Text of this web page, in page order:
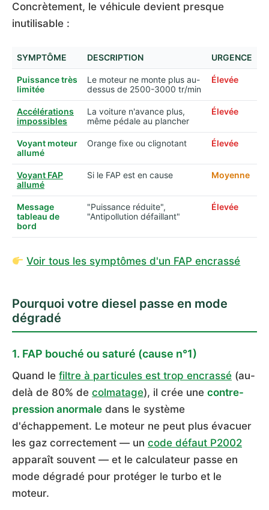
Concrètement, le véhicule devient presque
inutilisable :
SYMPTÔME DESCRIPTION URGENCE
Puissance très
limitée
Le moteur ne monte plus au-
dessus de 2500-3000 tr/min
Élevée
Accélérations
impossibles
La voiture n'avance plus,
même pédale au plancher
Élevée
Voyant moteur
allumé
Orange fixe ou clignotant Élevée
Voyant FAP
allumé
Si le FAP est en cause Moyenne
Message
tableau de
bord
"Puissance réduite",
"Antipollution défaillant"
Élevée
Voir tous les symptômes d'un FAP encrassé
Pourquoi votre diesel passe en mode
dégradé
1. FAP bouché ou saturé (cause n°1)
Quand le filtre à particules est trop encrassé (au-
delà de 80% de colmatage), il crée une contre-
pression anormale dans le système
d'échappement. Le moteur ne peut plus évacuer
les gaz correctement — un code défaut P2002
apparaît souvent — et le calculateur passe en
mode dégradé pour protéger le turbo et le
moteur.